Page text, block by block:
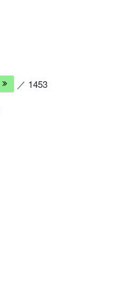
／ 1453